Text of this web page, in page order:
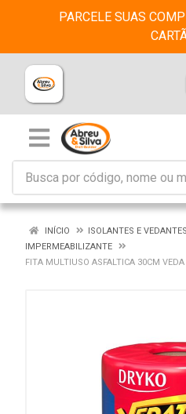
PARCELE SUAS
INÍCIO
ISOLANTES E VEDANTES
IMPERMEABILIZANTE
FITA MULTIUSO ASFALTICA 30CM